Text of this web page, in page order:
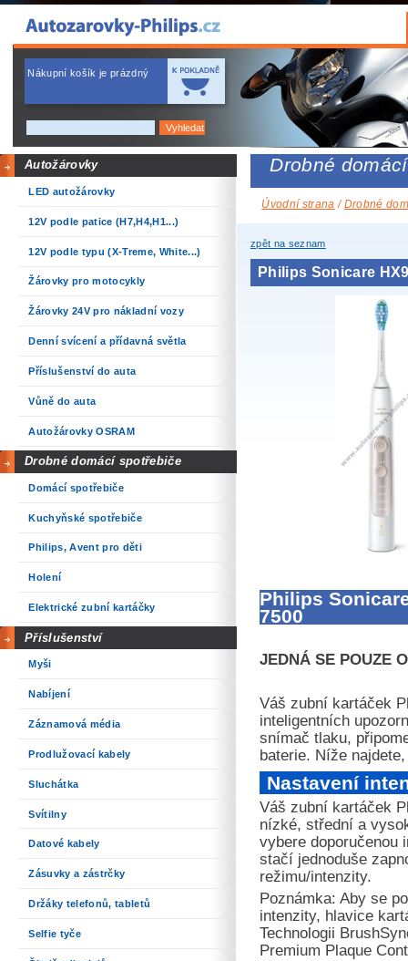
Nákupní košík je prázdný
Autožárovky
LED autožárovky
12V podle patice (H7,H4,H1...)
12V podle typu (X-Treme, White...)
Žárovky pro motocykly
Žárovky 24V pro nákladní vozy
Denní svícení a přídavná světla
Příslušenství do auta
Vůně do auta
Autožárovky OSRAM
Drobné domácí spotřebiče
Domácí spotřebiče
Kuchyňské spotřebiče
Philips, Avent pro děti
Holení
Elektrické zubní kartáčky
Příslušenství
Myši
Nabíjení
Záznamová média
Prodlužovací kabely
Sluchátka
Svítilny
Datové kabely
Zásuvky a zástrčky
Držáky telefonů, tabletů
Selfie tyče
Drobné
Úvodní strana /Drobné
zpět na seznam
Philips Sonicare
Philips
7500
JEDNÁ SE POUZE
Váš zubní kartáček
inteligentních
snímač tlaku,
baterie. Níže
Nastavení
Váš zubní kartáček
nízké, střední a
vybere doporučenou
stačí jednoduše
režimu/intenzity.
Poznámka: Aby se
intenzity, hlavice
Technologii
Premium Plaque